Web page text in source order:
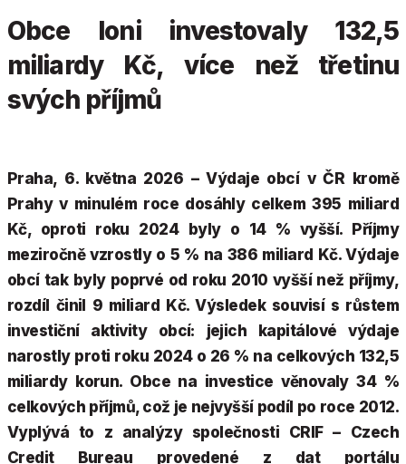
Obce loni investovaly 132,5
miliardy Kč, více než třetinu
svých příjmů
Praha, 6. května 2026 – Výdaje obcí v ČR kromě
Prahy v minulém roce dosáhly celkem 395 miliard
Kč, oproti roku 2024 byly o 14 % vyšší. Příjmy
meziročně vzrostly o 5 % na 386 miliard Kč. Výdaje
obcí tak byly poprvé od roku 2010 vyšší než příjmy,
rozdíl činil 9 miliard Kč. Výsledek souvisí s růstem
investiční aktivity obcí: jejich kapitálové výdaje
narostly proti roku 2024 o 26 % na celkových 132,5
miliardy korun. Obce na investice věnovaly 34 %
celkových příjmů, což je nejvyšší podíl po roce 2012.
Vyplývá to z analýzy společnosti CRIF – Czech
Credit Bureau provedené z dat portálu